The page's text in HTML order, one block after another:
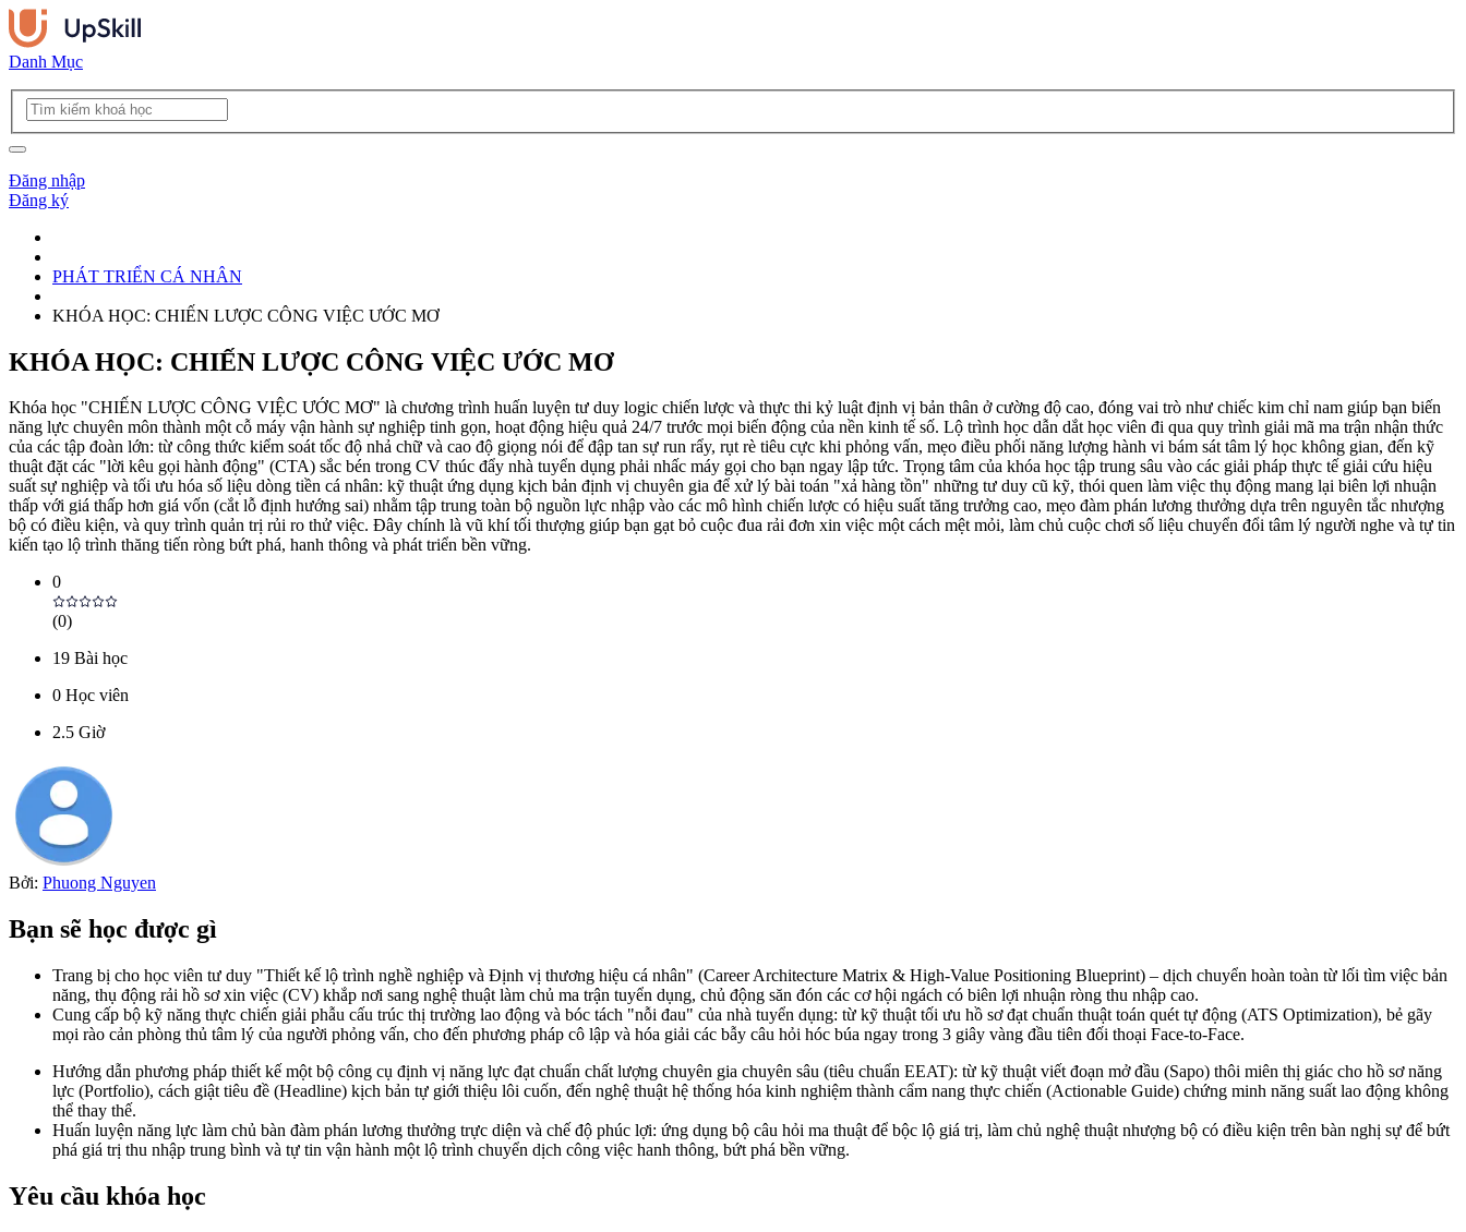
Danh Mục
Đăng nhập
Đăng ký
PHÁT TRIỂN CÁ NHÂN
KHÓA HỌC: CHIẾN LƯỢC CÔNG VIỆC ƯỚC MƠ
KHÓA HỌC: CHIẾN LƯỢC CÔNG VIỆC ƯỚC MƠ
Khóa học "CHIẾN LƯỢC CÔNG VIỆC ƯỚC MƠ" là chương trình huấn luyện tư duy logic chiến lược và thực thi kỷ luật định vị bản thân ở cường độ cao, đóng vai trò như chiếc kim chỉ nam giúp bạn biến
năng lực chuyên môn thành một cỗ máy vận hành sự nghiệp tinh gọn, hoạt động hiệu quả 24/7 trước mọi biến động của nền kinh tế số. Lộ trình học dẫn dắt học viên đi qua quy trình giải mã ma trận nhận thức
của các tập đoàn lớn: từ công thức kiểm soát tốc độ nhả chữ và cao độ giọng nói để đập tan sự run rẩy, rụt rè tiêu cực khi phỏng vấn, mẹo điều phối năng lượng hành vi bám sát tâm lý học không gian, đến kỹ
thuật đặt các "lời kêu gọi hành động" (CTA) sắc bén trong CV thúc đẩy nhà tuyển dụng phải nhấc máy gọi cho bạn ngay lập tức. Trọng tâm của khóa học tập trung sâu vào các giải pháp thực tế giải cứu hiệu
suất sự nghiệp và tối ưu hóa số liệu dòng tiền cá nhân: kỹ thuật ứng dụng kịch bản định vị chuyên gia để xử lý bài toán "xả hàng tồn" những tư duy cũ kỹ, thói quen làm việc thụ động mang lại biên lợi nhuận
thấp với giá thấp hơn giá vốn (cắt lỗ định hướng sai) nhằm tập trung toàn bộ nguồn lực nhập vào các mô hình chiến lược có hiệu suất tăng trưởng cao, mẹo đàm phán lương thưởng dựa trên nguyên tắc nhượng
bộ có điều kiện, và quy trình quản trị rủi ro thử việc. Đây chính là vũ khí tối thượng giúp bạn gạt bỏ cuộc đua rải đơn xin việc một cách mệt mỏi, làm chủ cuộc chơi số liệu chuyển đổi tâm lý người nghe và tự tin
kiến tạo lộ trình thăng tiến ròng bứt phá, hanh thông và phát triển bền vững.
0
(0)
19 Bài học
0 Học viên
2.5 Giờ
Bởi: Phuong Nguyen
Bạn sẽ học được gì
Trang bị cho học viên tư duy "Thiết kế lộ trình nghề nghiệp và Định vị thương hiệu cá nhân" (Career Architecture Matrix & High-Value Positioning Blueprint) – dịch chuyển hoàn toàn từ lối tìm việc bản
năng, thụ động rải hồ sơ xin việc (CV) khắp nơi sang nghệ thuật làm chủ ma trận tuyển dụng, chủ động săn đón các cơ hội ngách có biên lợi nhuận ròng thu nhập cao.
Cung cấp bộ kỹ năng thực chiến giải phẫu cấu trúc thị trường lao động và bóc tách "nỗi đau" của nhà tuyển dụng: từ kỹ thuật tối ưu hồ sơ đạt chuẩn thuật toán quét tự động (ATS Optimization), bẻ gãy
mọi rào cản phòng thủ tâm lý của người phỏng vấn, cho đến phương pháp cô lập và hóa giải các bẫy câu hỏi hóc búa ngay trong 3 giây vàng đầu tiên đối thoại Face-to-Face.
Hướng dẫn phương pháp thiết kế một bộ công cụ định vị năng lực đạt chuẩn chất lượng chuyên gia chuyên sâu (tiêu chuẩn EEAT): từ kỹ thuật viết đoạn mở đầu (Sapo) thôi miên thị giác cho hồ sơ năng
lực (Portfolio), cách giật tiêu đề (Headline) kịch bản tự giới thiệu lôi cuốn, đến nghệ thuật hệ thống hóa kinh nghiệm thành cẩm nang thực chiến (Actionable Guide) chứng minh năng suất lao động không
thể thay thế.
Huấn luyện năng lực làm chủ bàn đàm phán lương thưởng trực diện và chế độ phúc lợi: ứng dụng bộ câu hỏi ma thuật để bộc lộ giá trị, làm chủ nghệ thuật nhượng bộ có điều kiện trên bàn nghị sự để bứt
phá giá trị thu nhập trung bình và tự tin vận hành một lộ trình chuyển dịch công việc hanh thông, bứt phá bền vững.
Yêu cầu khóa học